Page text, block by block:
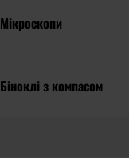
Мікроскопи
Біноклі з компасом